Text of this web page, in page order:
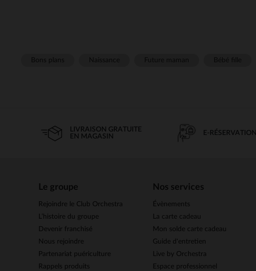
LIVRAISON GRATUITE
EN MAGASIN
E-RÉSERVATION
Le groupe
Rejoindre le Club Orchestra
L’histoire du groupe
Devenir franchisé
Nous rejoindre
Partenariat puériculture
Rappels produits
Nos services
Évènements
La carte cadeau
Mon solde carte cadeau
Guide d'entretien
Live by Orchestra
Espace professionnel